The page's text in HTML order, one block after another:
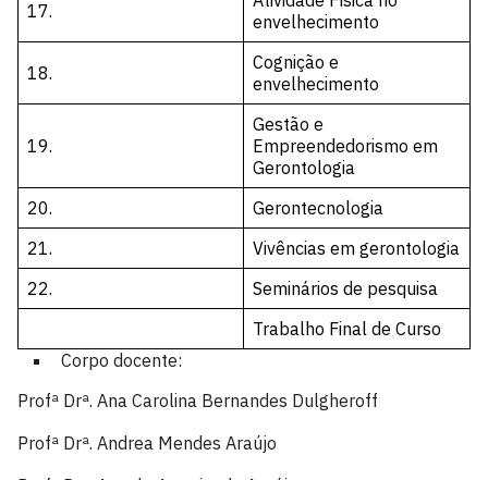
17.
envelhecimento
18.
Cognição e
envelhecimento
19.
Gestão e
Empreendedorismo em
Gerontologia
20.
Gerontecnologia
21.
Vivências em gerontologia
22.
Seminários de pesquisa
Trabalho Final de Curso
Corpo docente:
Profª Drª. Ana Carolina Bernandes Dulgheroff
Profª Drª. Andrea Mendes Araújo